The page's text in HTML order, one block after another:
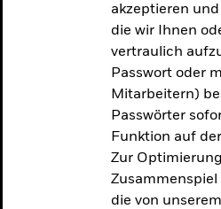
Die
in
akzeptieren
die wir Ihnen
vertraulich
Passwort oder
Mitarbeitern)
Passwörter
Funktion auf
Zur
Zusammenspiel
die von